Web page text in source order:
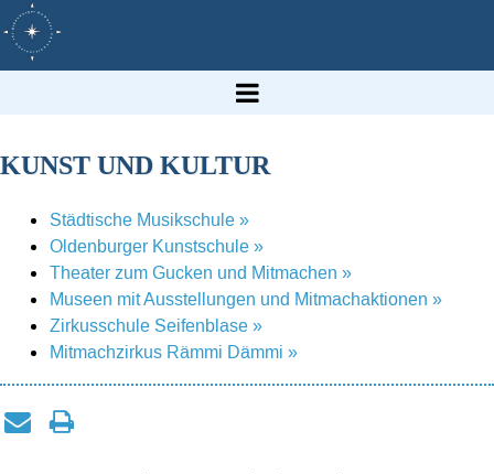
KUNST UND KULTUR
Städtische Musikschule »
Oldenburger Kunstschule »
Theater zum Gucken und Mitmachen »
Museen mit Ausstellungen und Mitmachaktionen »
Zirkusschule Seifenblase »
Mitmachzirkus Rämmi Dämmi »